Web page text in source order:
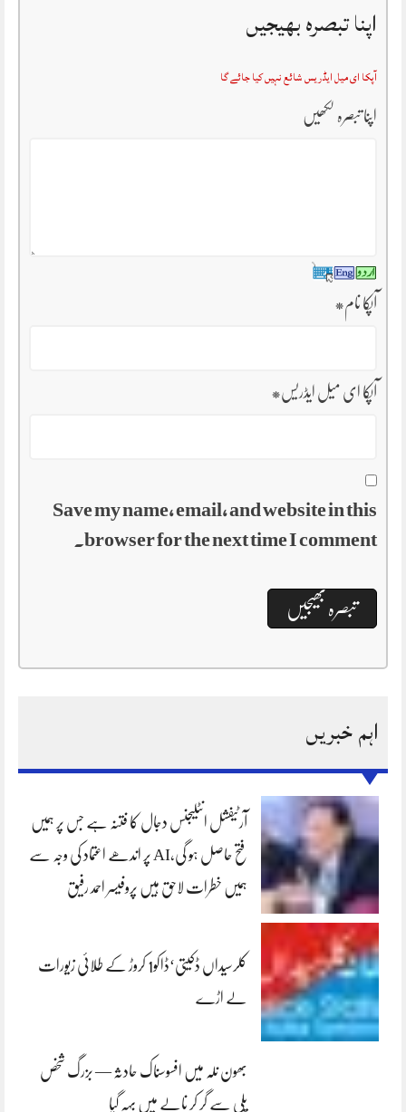
اپنا تبصرہ بھیجیں
آپکا ای میل ایڈریس شائع نہیں کیا جائے گا
اپنا تبصرہ لکھیں
آپکا نام*
آپکا ای میل ایڈریس*
Save my name, email, and website in this
browser for the next time I comment.
اہم خبریں
آرٹیفشل انٹلیجنس دجال کا فتنہ ہے جس پر ہمیں
فتح حاصل ہو گی،AI پر اندھے اعتماد کی وجہ سے
ہمیں خطرات لاحق ہیں پروفیسر احمد رفیق
کلرسیداں ڈکیتی‘ڈاکو1 کروڑ کے طلائی زیورات
لے اڑے
بھون نلہ میں افسوسناک حادثہ — بزرگ شخص
پلی سے گر کر نالے میں بہہ گیا